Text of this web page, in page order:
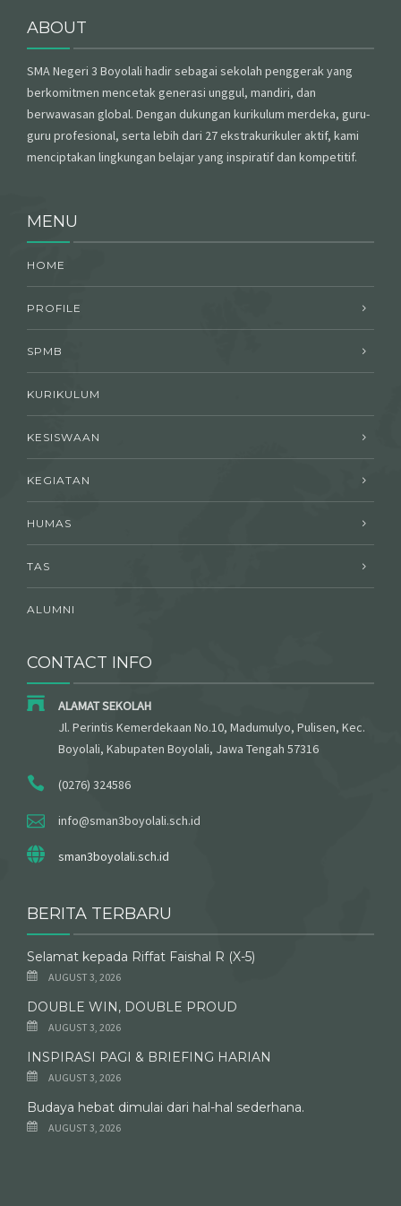
ABOUT
SMA Negeri 3 Boyolali hadir sebagai sekolah penggerak yang
berkomitmen mencetak generasi unggul, mandiri, dan
berwawasan global. Dengan dukungan kurikulum merdeka, guru-
guru profesional, serta lebih dari 27 ekstrakurikuler aktif, kami
menciptakan lingkungan belajar yang inspiratif dan kompetitif.
MENU
HOME
PROFILE
SPMB
KURIKULUM
KESISWAAN
KEGIATAN
HUMAS
TAS
ALUMNI
CONTACT INFO
ALAMAT SEKOLAH
Jl. Perintis Kemerdekaan No.10, Madumulyo, Pulisen, Kec.
Boyolali, Kabupaten Boyolali, Jawa Tengah 57316
(0276) 324586
info@sman3boyolali.sch.id
sman3boyolali.sch.id
BERITA TERBARU
Selamat kepada Riffat Faishal R (X-5)
AUGUST 3, 2026
DOUBLE WIN, DOUBLE PROUD
AUGUST 3, 2026
INSPIRASI PAGI & BRIEFING HARIAN
AUGUST 3, 2026
Budaya hebat dimulai dari hal-hal sederhana.
AUGUST 3, 2026